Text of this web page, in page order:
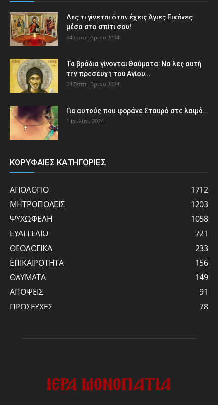
Δες τι γίνεται όταν έχεις Άγιες Εικόνες
μέσα στο σπίτι σου!
24 Σεπτεμβρίου 2024
Τα βράδια γίνονται Θαύματα: Να λες αυτή
την προσευχή του Αγίου...
24 Σεπτεμβρίου 2024
Για αυτούς που φοράνε Σταυρό στο λαιμό…
1 Ιουλίου 2024
ΚΟΡΥΦΑΙΕΣ ΚΑΤΗΓΟΡΙΕΣ
ΑΓΙΟΛΟΓΙΟ
1712
ΜΗΤΡΟΠΟΛΕΙΣ
1203
ΨΥΧΩΦΕΛΗ
1058
ΕΥΑΓΓΕΛΙΟ
721
ΘΕΟΛΟΓΙΚΑ
233
ΕΠΙΚΑΙΡΟΤΗΤΑ
156
ΘΑΥΜΑΤΑ
149
ΑΠΟΨΕΙΣ
91
ΠΡΟΣΕΥΧΕΣ
78